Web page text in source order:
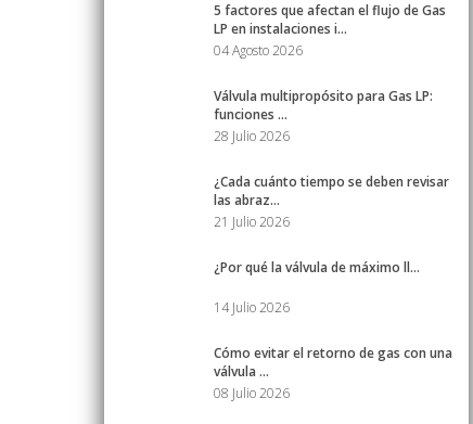
5 factores que afectan el flujo de Gas
LP en instalaciones i...
04 Agosto 2026
Válvula multipropósito para Gas LP:
funciones ...
28 Julio 2026
¿Cada cuánto tiempo se deben revisar
las abraz...
21 Julio 2026
¿Por qué la válvula de máximo ll...
14 Julio 2026
Cómo evitar el retorno de gas con una
válvula ...
08 Julio 2026